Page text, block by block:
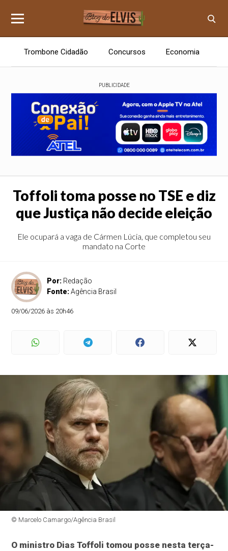
Trombone Cidadão Concursos Economia
PUBLICIDADE
Toffoli toma posse no TSE e diz
que Justiça não decide eleição
Ele ocupará a vaga de Cármen Lúcia, que completou seu
mandato na Corte
Por: Redação
Fonte:Agência Brasil
09/06/2026 às 20h46
© Marcelo Camargo/Agência Brasil
O ministro Dias Toffoli tomou posse nesta terça-